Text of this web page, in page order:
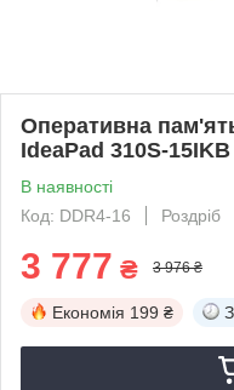
Оперативна
IdeaPad 310S-
В наявності
Код: DDR4-16
Роздріб
3 777 ₴ 3 976 ₴
Економія 199 ₴